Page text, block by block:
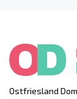
Ostfriesland